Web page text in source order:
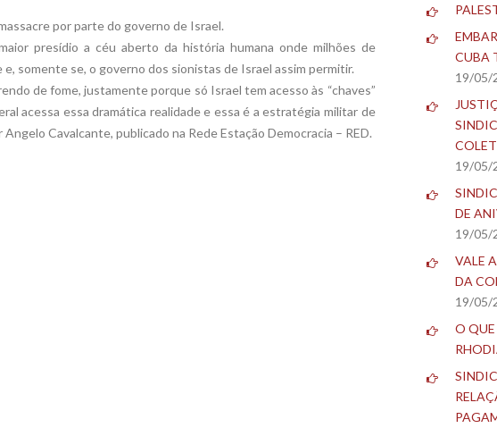
por parte do governo de Israel.
presídio a céu aberto da história humana onde milhões de
somente se, o governo dos sionistas de Israel assim permitir.
de fome, justamente porque só Israel tem acesso às “chaves”
acessa essa dramática realidade e essa é a estratégia militar de
Cavalcante, publicado na Rede Estação Democracia – RED.
CUBA
19/05/
19/05/
DE
19/05/
VALE
DA
19/05/
O